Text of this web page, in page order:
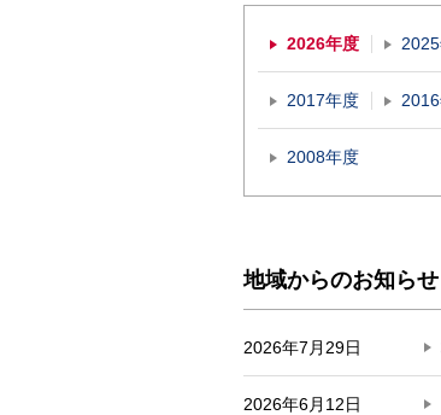
2026年度
2017年度
2008年度
地域からのお知ら
2026年7月29日
2026年6月12日